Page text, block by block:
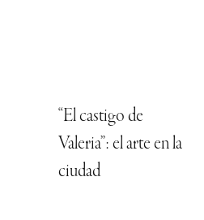
“El castigo de
Valeria”: el arte en la
ciudad